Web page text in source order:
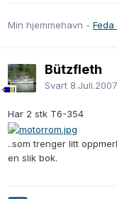
Min hjemmehavn - Feda
Bützfleth
Svart 8.Juli.2007
Har 2 stk T6-354
..som trenger litt
en slik bok.